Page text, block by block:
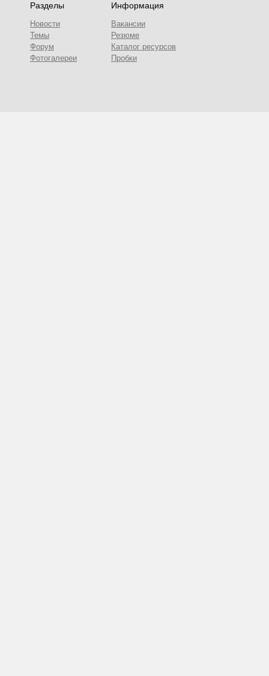
Разделы
Новости
Темы
Форум
Фотогалереи
Информация
Вакансии
Резюме
Каталог ресурсов
Пробки